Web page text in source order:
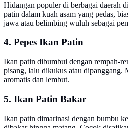
Hidangan populer di berbagai daerah
patin dalam kuah asam yang pedas,
jawa atau belimbing wuluh sebagai
4. Pepes Ikan Patin
Ikan patin dibumbui dengan rempah-
pisang, lalu dikukus atau dipanggang.
aromatis dan lembut.
5. Ikan Patin Bakar
Ikan patin dimarinasi dengan bumbu